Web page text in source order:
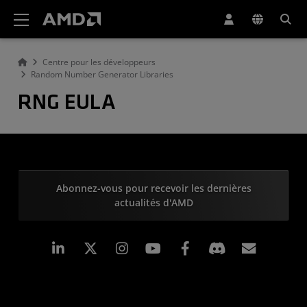
Centre pour les développeurs
Random Number Generator Libraries
RNG EULA
Abonnez-vous pour recevoir les dernières
actualités d'AMD
LinkedIn Instagram Facebook